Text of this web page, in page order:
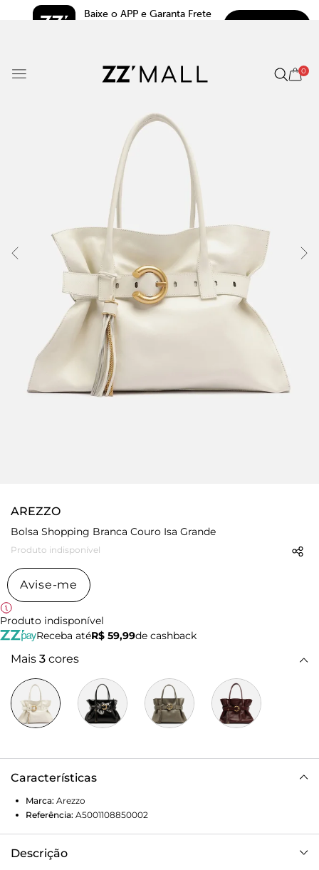
Baixe o APP e Garanta Frete
0
AREZZO
Bolsa Shopping Branca Couro Isa Grande
Produto indisponível
Avise-me
Produto indisponível
Receba atéR$ 59,99de cashback
Mais 3 cores
Características
Marca: Arezzo
Referência: A5001108850002
Descrição